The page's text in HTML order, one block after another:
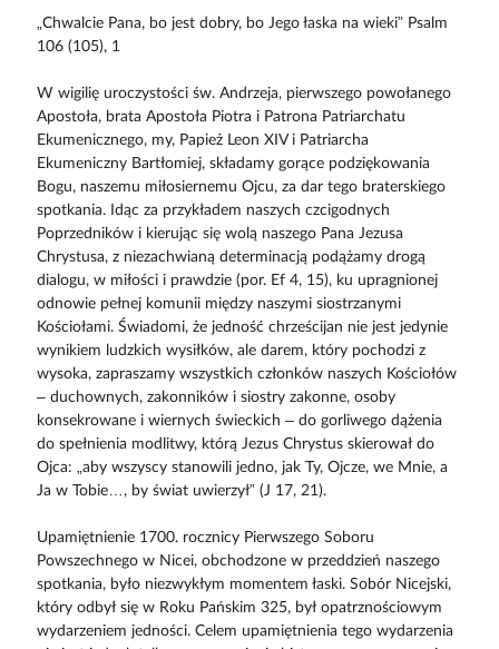
„Chwalcie Pana, bo jest dobry, bo Jego łaska na wieki” Psalm
106 (105), 1
W wigilię uroczystości św. Andrzeja, pierwszego powołanego
Apostoła, brata Apostoła Piotra i Patrona Patriarchatu
Ekumenicznego, my, Papież Leon XIV i Patriarcha
Ekumeniczny Bartłomiej, składamy gorące podziękowania
Bogu, naszemu miłosiernemu Ojcu, za dar tego braterskiego
spotkania. Idąc za przykładem naszych czcigodnych
Poprzedników i kierując się wolą naszego Pana Jezusa
Chrystusa, z niezachwianą determinacją podążamy drogą
dialogu, w miłości i prawdzie (por. Ef 4, 15), ku upragnionej
odnowie pełnej komunii między naszymi siostrzanymi
Kościołami. Świadomi, że jedność chrześcijan nie jest jedynie
wynikiem ludzkich wysiłków, ale darem, który pochodzi z
wysoka, zapraszamy wszystkich członków naszych Kościołów
– duchownych, zakonników i siostry zakonne, osoby
konsekrowane i wiernych świeckich – do gorliwego dążenia
do spełnienia modlitwy, którą Jezus Chrystus skierował do
Ojca: „aby wszyscy stanowili jedno, jak Ty, Ojcze, we Mnie, a
Ja w Tobie…, by świat uwierzył” (J 17, 21).
Upamiętnienie 1700. rocznicy Pierwszego Soboru
Powszechnego w Nicei, obchodzone w przeddzień naszego
spotkania, było niezwykłym momentem łaski. Sobór Nicejski,
który odbył się w Roku Pańskim 325, był opatrznościowym
wydarzeniem jedności. Celem upamiętnienia tego wydarzenia